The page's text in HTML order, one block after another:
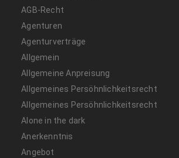
AGB-Recht
Agenturen
Agenturverträge
Allgemein
Allgemeine Anpreisung
Allgemeines Persöhnlichkeitsrecht
Allgemeines Persöhnlichkeitsrecht
Alone in the dark
Anerkenntnis
Angebot